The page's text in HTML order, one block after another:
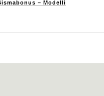
– Modelli